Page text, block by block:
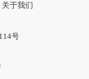
关于我们
号